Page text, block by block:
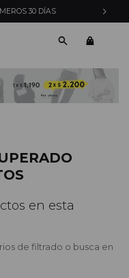
30 DÍAS
en esta
de filtrado o busca en